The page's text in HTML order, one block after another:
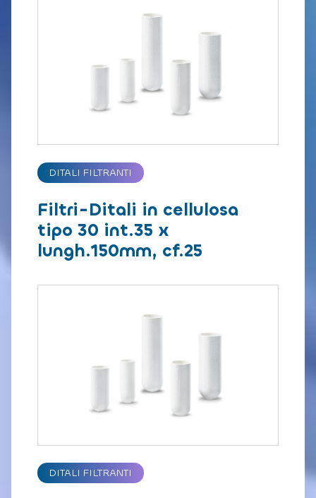
DITALI FILTRANTI
Filtri-Ditali in cellulosa
tipo 30 int.35 x
lungh.150mm, cf.25
DITALI FILTRANTI